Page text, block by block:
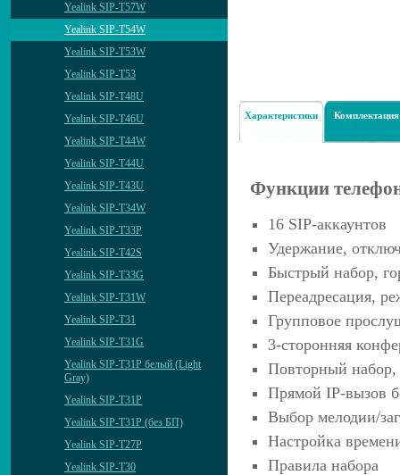
Yealink SIP-T57W
Yealink SIP-T54W
Yealink SIP-T53W
Yealink SIP-T53
Yealink SIP-T48U
Yealink SIP-T46U
Yealink SIP-T44W
Yealink SIP-T44U
Yealink SIP-T43U
Yealink SIP-T34W
Yealink SIP-T33P
Yealink SIP-T42S
Yealink SIP-T33G
Yealink SIP-T31W
Yealink SIP-T31
Yealink SIP-T31G
Yealink SIP-T31P белый (Light
Gray)
Yealink SIP-T31P
Yealink SIP-T31P (без БП)
Yealink SIP-T27P
Yealink SIP-T30
Характеристики Комплектация
Функции
16 SIP-аккаунтов
Удержание,
Быстрый набор,
Переадресация,
Групповое
3-сторонняя
Повторный набор,
Прямой IP-вызов
Выбор мелодии/
Настройка
Правила набора